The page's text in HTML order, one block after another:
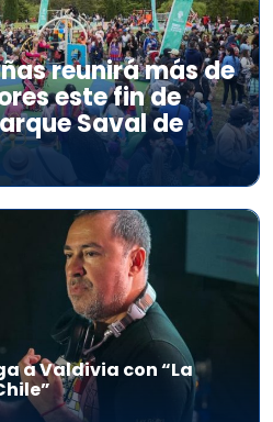
reunirá más de
este fin de
Saval de
a Valdivia con “La